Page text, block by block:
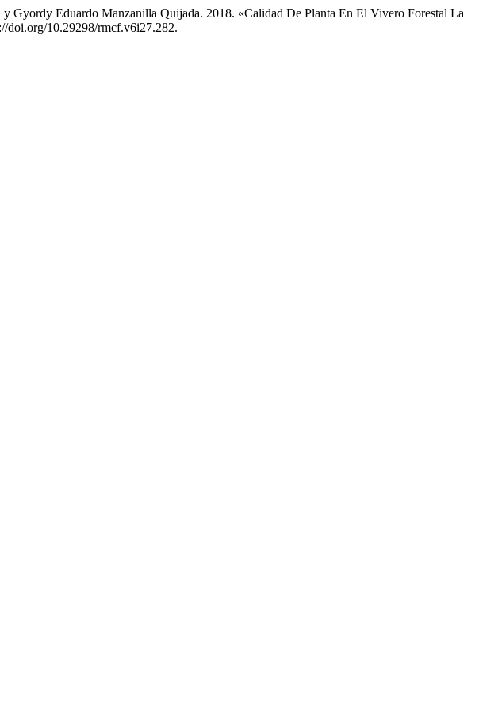
Gyordy Eduardo Manzanilla Quijada. 2018. «Calidad De Planta En El Vivero Forestal La
doi.org/10.29298/rmcf.v6i27.282.